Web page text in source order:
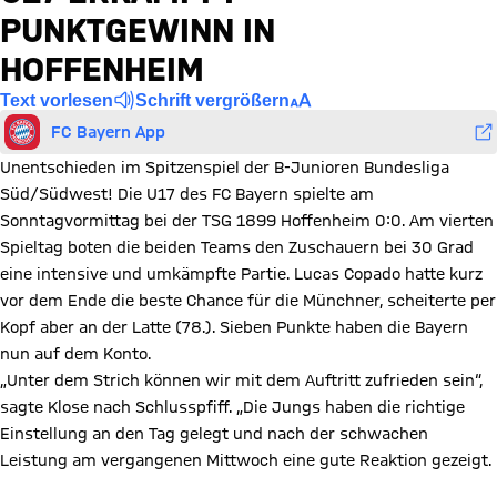
PUNKTGEWINN IN
HOFFENHEIM
Text vorlesen Schrift vergrößern
FC Bayern App
Unentschieden im Spitzenspiel der B-Junioren Bundesliga
Süd/Südwest! Die U17 des FC Bayern spielte am
Sonntagvormittag bei der TSG 1899 Hoffenheim 0:0. Am vierten
Spieltag boten die beiden Teams den Zuschauern bei 30 Grad
eine intensive und umkämpfte Partie. Lucas Copado hatte kurz
vor dem Ende die beste Chance für die Münchner, scheiterte per
Kopf aber an der Latte (78.). Sieben Punkte haben die Bayern
nun auf dem Konto.
„Unter dem Strich können wir mit dem Auftritt zufrieden sein“,
sagte Klose nach Schlusspfiff. „Die Jungs haben die richtige
Einstellung an den Tag gelegt und nach der schwachen
Leistung am vergangenen Mittwoch eine gute Reaktion gezeigt.